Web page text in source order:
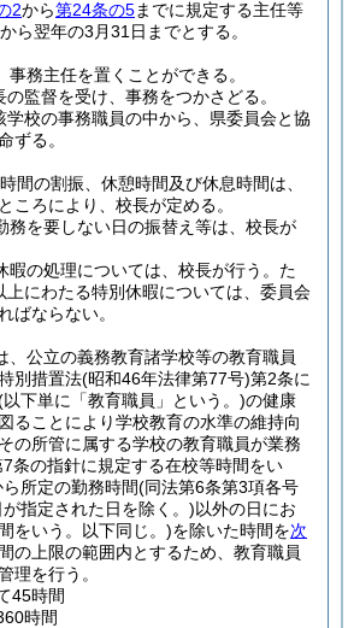
2から第24条の5までに規定する主任等
ら翌年の3月31日までとする。
事務主任を置くことができる。
監督を受け、事務をつかさどる。
学校の事務職員の中から、県委員会と協
ずる。
間の割振、休憩時間及び休息時間は、
ころにより、校長が定める。
務を要しない日の振替え等は、校長が
暇の処理については、校長が行う。 た
上にわたる特別休暇については、委員会
ばならない。
、公立の義務教育諸学校等の教育職員
別措置法(昭和46年法律第77号)第2条に
以下単に「教育職員」という。)の健康
ることにより学校教育の水準の維持向
の所管に属する学校の教育職員が業務
条の指針に規定する在校等時間をい
ら所定の勤務時間(同法第6条第3項各号
指定された日を除く。)以外の日にお
をいう。以下同じ。)を除いた時間を次
の上限の範囲内とするため、教育職員
理を行う。
45時間
時間